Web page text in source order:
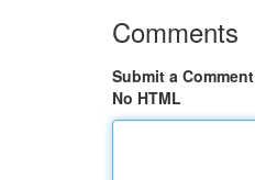
Comments
Submit a Comment
No HTML